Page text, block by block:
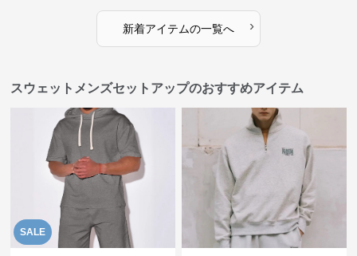
新着アイテムの一覧へ ›
スウェットメンズセットアップのおすすめアイテム
SALE